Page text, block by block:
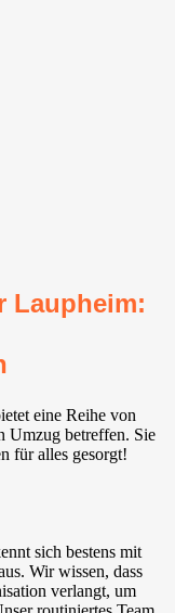
Laupheim:
eine Reihe von
Umzug betreffen. Sie
für alles gesorgt!
sich bestens mit
Wir wissen, dass
verlangt, um